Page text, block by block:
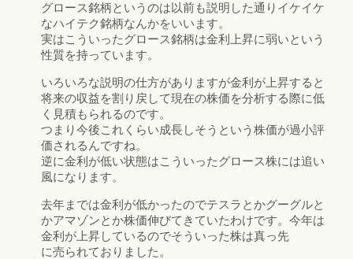
グロース銘柄というのは以前も説明した通りイケイケ
なハイテク銘柄なんかをいいます。
実はこういったグロース銘柄は金利上昇に弱いという
性質を持っています。
いろいろな説明の仕方がありますが金利が上昇すると
将来の収益を割り戻して現在の株価を分析する際に低
く見積もられるのです。
つまり今後これくらい成長しそうという株価が過小評
価されるんですね。
逆に金利が低い状態はこういったグロース株には追い
風になります。
去年までは金利が低かったのでテスラとかグーグルと
かアマゾンとか株価伸びてきていたわけです。今年は
金利が上昇しているのでそういった株は真っ先
に売られておりました。